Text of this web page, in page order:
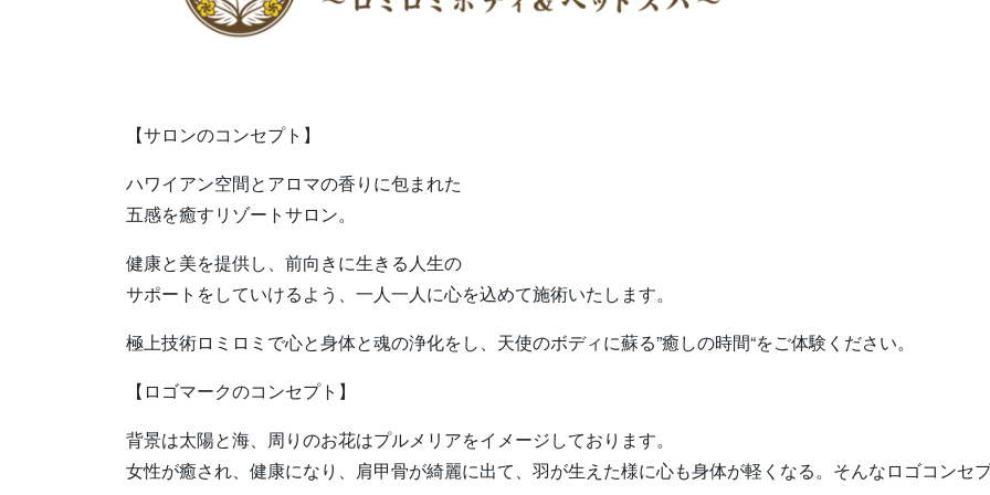
【サロンのコンセプト】
ハワイアン空間とアロマの香りに包まれた
五感を癒すリゾートサロン。
健康と美を提供し、前向きに生きる人生の
サポートをしていけるよう、一人一人に心を込めて施術いたします。
極上技術ロミロミで心と身体と魂の浄化をし、天使のボディに蘇る”癒しの時間“をご体験ください。
【ロゴマークのコンセプト】
背景は太陽と海、周りのお花はプルメリアをイメージしております。
女性が癒され、健康になり、肩甲骨が綺麗に出て、羽が生えた様に心も身体が軽くなる。そんなロゴコンセプ